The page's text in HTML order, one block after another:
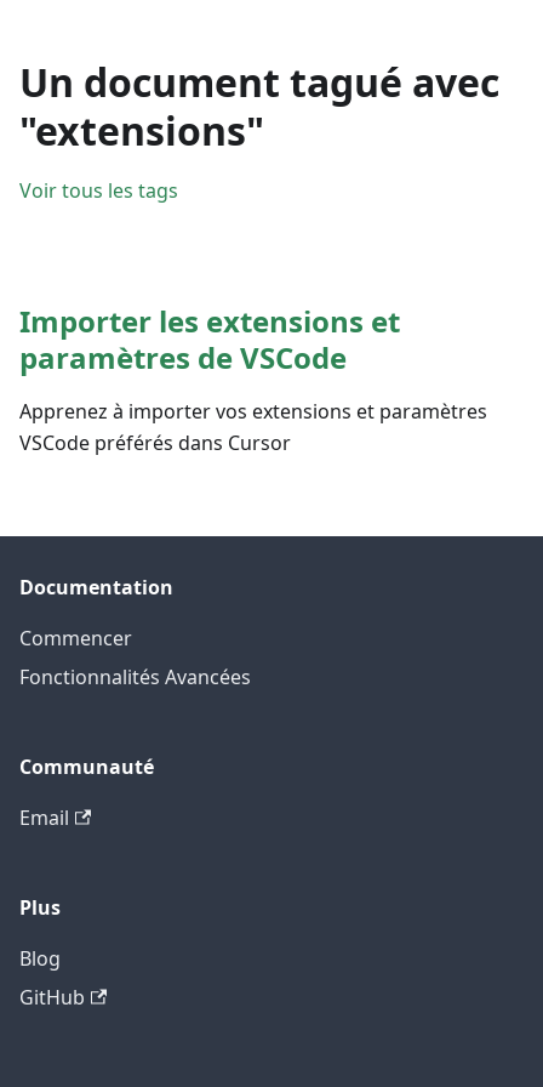
Un document tagué avec
"extensions"
Voir tous les tags
Importer les extensions et
paramètres de VSCode
Apprenez à importer vos extensions et paramètres
VSCode préférés dans Cursor
Documentation
Commencer
Fonctionnalités Avancées
Communauté
Email
Plus
Blog
GitHub